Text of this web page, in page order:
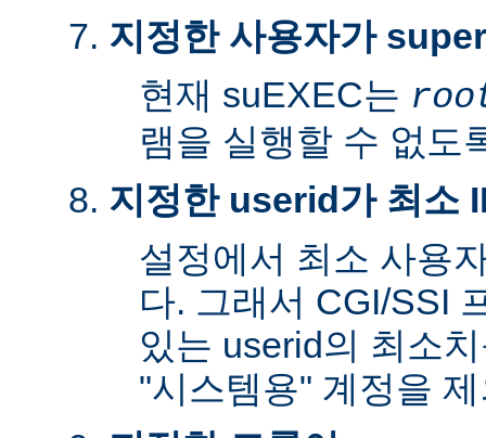
지정한 사용자가
현재 suEXEC는
램을 실행할 수 없도
지정한 userid가 최소
설정에서 최소 사용
다. 그래서 CGI/SSI
있는 userid의 최소
"시스템용" 계정을